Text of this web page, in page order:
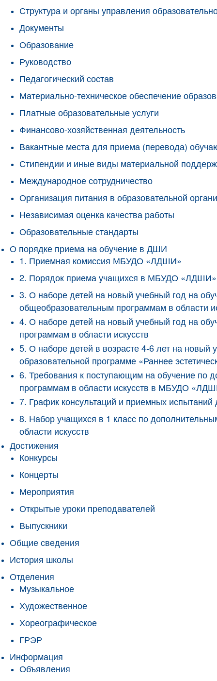
Структура и органы управления
Документы
Образование
Руководство
Педагогический состав
Материально-техническое обеспечение
Платные образовательные услуги
Финансово-хозяйственная деятельность
Вакантные места для приема (перевода)
Стипендии и иные виды материальной
Международное сотрудничество
Организация питания в образовательной
Независимая оценка качества работы
Образовательные стандарты
О порядке приема на обучение в ДШИ
1. Приемная комиссия МБУДО «ЛДШИ»
2. Порядок приема учащихся в МБУДО «ЛДШИ»
3. О наборе детей на новый учебный год на
общеобразовательным программам в области
4. О наборе детей на новый учебный год на
программам в области искусств
5. О наборе детей в возрасте 4-6 лет на
образовательной программе «Раннее
6. Требования к поступающим на обучение по
программам в области искусств в МБУДО
7. График консультаций и приемных
8. Набор учащихся в 1 класс по
области искусств
Достижения
Конкурсы
Концерты
Мероприятия
Открытые уроки преподавателей
Выпускники
Общие сведения
История школы
Отделения
Музыкальное
Художественное
Хореографическое
ГРЭР
Информация
Объявления